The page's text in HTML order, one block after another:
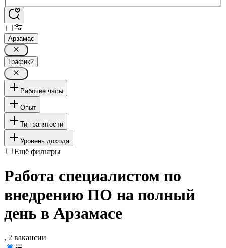
Арзамас
График2
Рабочие часы
Опыт
Тип занятости
Уровень дохода
Ещё фильтры
Работа специалистом по
внедрению ПО на полный
день в Арзамасе
, 2 вакансии